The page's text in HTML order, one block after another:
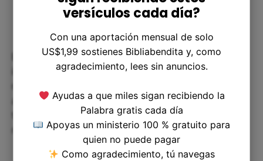
En definitiva, Números 7:66 nos recuerda la
importancia de la generosidad y la dedicación en
anima a ofrecer lo mejor de nosotros mismos en
todo lo que hacemos, y a ser consistentes en
nuestra adoración y servicio a Dios.
versículos cada día?
Con una aportación mensual de solo
US$1,99 sostienes Bibliabendita y, como
agradecimiento, lees sin anuncios.
Ayudas a que miles sigan recibiendo la
Palabra gratis cada día
Apoyas un ministerio 100 % gratuito para
quien no puede pagar
Como agradecimiento, tú navegas